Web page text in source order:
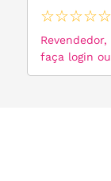
Prata 925
☆☆☆☆☆
faça login